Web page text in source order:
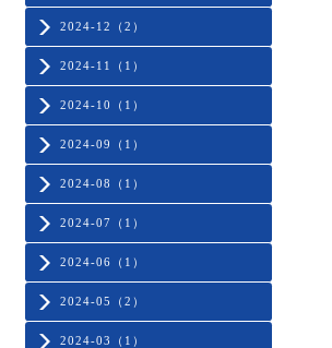
2024-12（2）
2024-11（1）
2024-10（1）
2024-09（1）
2024-08（1）
2024-07（1）
2024-06（1）
2024-05（2）
2024-03（1）